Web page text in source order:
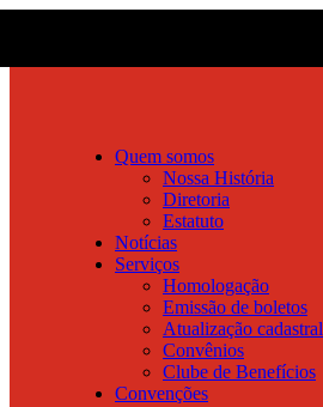
Quem somos
Nossa História
Diretoria
Estatuto
Notícias
Serviços
Homologação
Emissão de boletos
Atualização cadastral
Convênios
Clube de Benefícios
Convenções